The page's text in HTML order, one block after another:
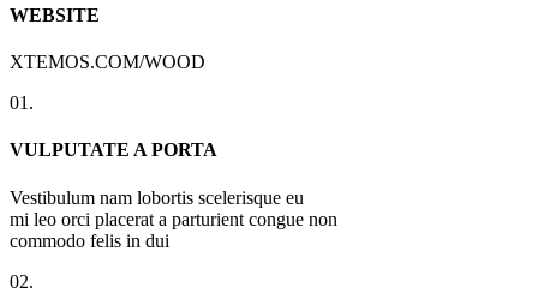
WEBSITE
XTEMOS.COM/WOOD
01.
VULPUTATE A PORTA
Vestibulum nam lobortis scelerisque eu
mi leo orci placerat a parturient congue non
commodo felis in dui
02.